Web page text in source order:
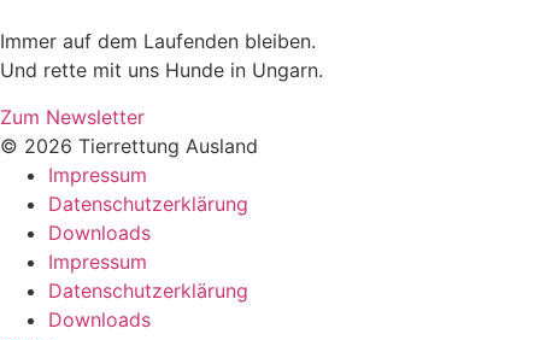
Immer auf dem Laufenden bleiben.
Und rette mit uns Hunde in Ungarn.
Zum Newsletter
© 2026 Tierrettung Ausland
Impressum
Datenschutzerklärung
Downloads
Impressum
Datenschutzerklärung
Downloads